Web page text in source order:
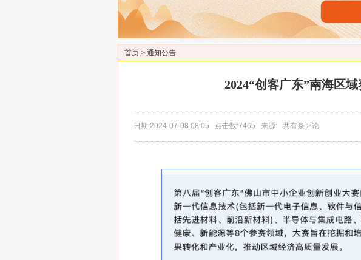
首页 > 通知公告
2024“创客广东”南海区
日期:2024-07-08 08:05 点击数:7465 来源: 共有条评论